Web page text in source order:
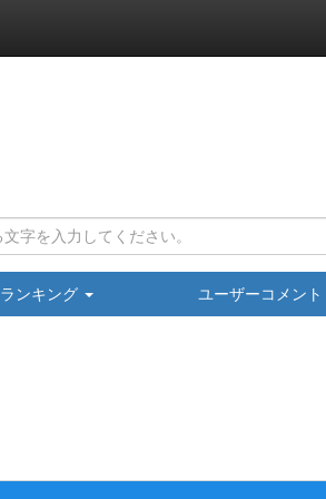
ランキング ユーザーコメント